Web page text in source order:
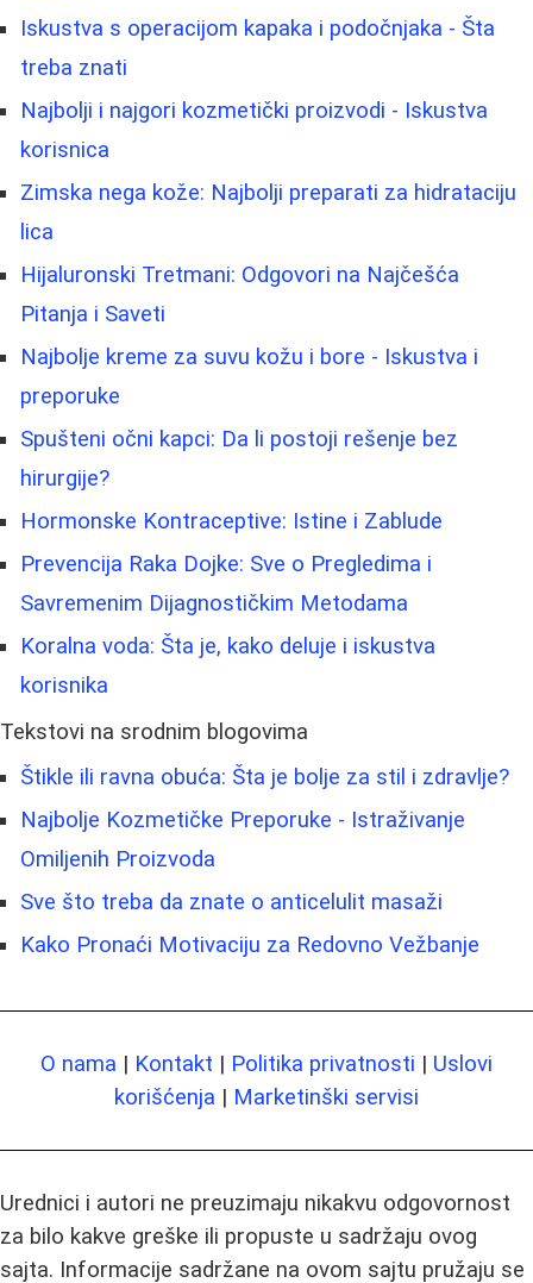
Iskustva s operacijom kapaka i podočnjaka - Šta
treba znati
Najbolji i najgori kozmetički proizvodi - Iskustva
korisnica
Zimska nega kože: Najbolji preparati za hidrataciju
lica
Hijaluronski Tretmani: Odgovori na Najčešća
Pitanja i Saveti
Najbolje kreme za suvu kožu i bore - Iskustva i
preporuke
Spušteni očni kapci: Da li postoji rešenje bez
hirurgije?
Hormonske Kontraceptive: Istine i Zablude
Prevencija Raka Dojke: Sve o Pregledima i
Savremenim Dijagnostičkim Metodama
Koralna voda: Šta je, kako deluje i iskustva
korisnika
Tekstovi na srodnim blogovima
Štikle ili ravna obuća: Šta je bolje za stil i zdravlje?
Najbolje Kozmetičke Preporuke - Istraživanje
Omiljenih Proizvoda
Sve što treba da znate o anticelulit masaži
Kako Pronaći Motivaciju za Redovno Vežbanje
O nama | Kontakt | Politika privatnosti | Uslovi
korišćenja | Marketinški servisi
Urednici i autori ne preuzimaju nikakvu odgovornost
za bilo kakve greške ili propuste u sadržaju ovog
sajta. Informacije sadržane na ovom sajtu pružaju se